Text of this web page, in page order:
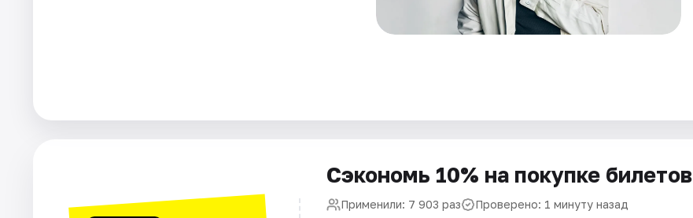
Города
Сэкономь 10% на покупке билетов
Применили: 7 903 раз Проверено: 1 минуту назад